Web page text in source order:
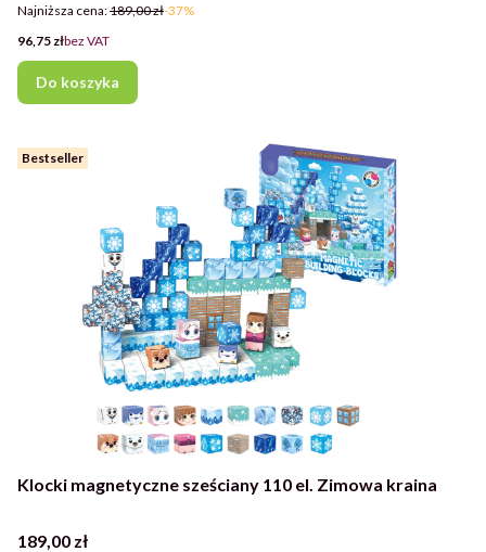
Najniższa cena:189,00 zł-37%
Cena
96,75 złbez VAT
Do koszyka
Bestseller
Klocki magnetyczne sześciany 110 el. Zimowa kraina
Cena
189,00 zł